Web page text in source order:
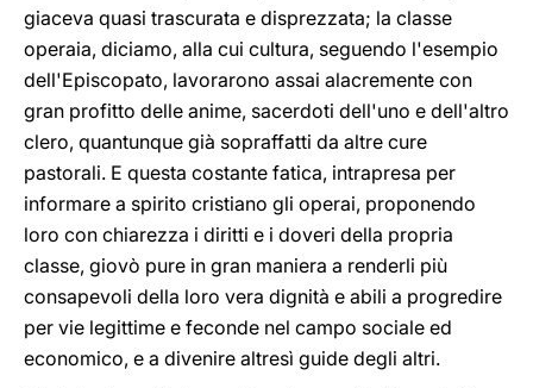
giaceva quasi trascurata e disprezzata; la classe
operaia, diciamo, alla cui cultura, seguendo l'esempio
dell'Episcopato, lavorarono assai alacremente con
gran profitto delle anime, sacerdoti dell'uno e dell'altro
clero, quantunque già sopraffatti da altre cure
pastorali. E questa costante fatica, intrapresa per
informare a spirito cristiano gli operai, proponendo
loro con chiarezza i diritti e i doveri della propria
classe, giovò pure in gran maniera a renderli più
consapevoli della loro vera dignità e abili a progredire
per vie legittime e feconde nel campo sociale ed
economico, e a divenire altresì guide degli altri.